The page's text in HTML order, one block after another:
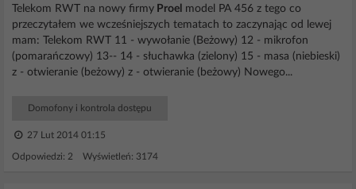
Telekom RWT na nowy firmy Proel model PA 456 z tego co
przeczytałem we wcześniejszych tematach to zaczynając od lewej
mam: Telekom RWT 11 - wywołanie (Beżowy) 12 - mikrofon
(pomarańczowy) 13-- 14 - słuchawka (zielony) 15 - masa (niebieski)
z - otwieranie (beżowy) z - otwieranie (beżowy) Nowego...
Domofony i kontrola dostępu
27 Lut 2014 01:15
Odpowiedzi: 2 Wyświetleń: 3174